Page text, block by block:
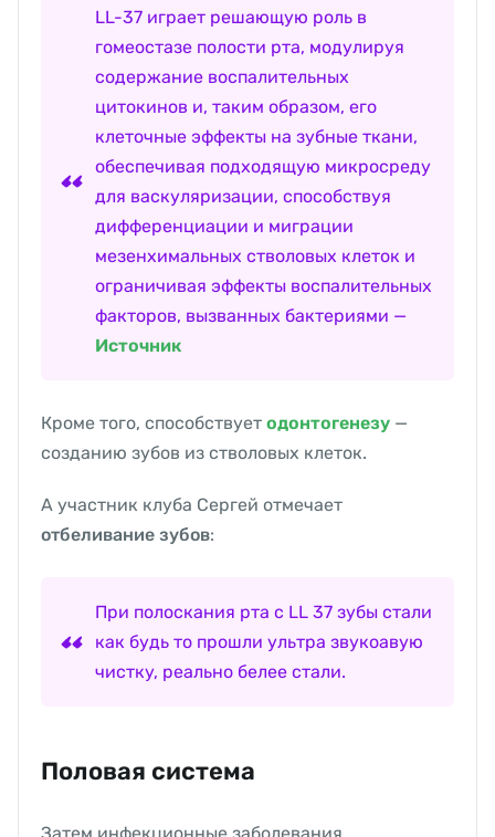
LL-37 играет решающую роль в
гомеостазе полости рта, модулируя
содержание воспалительных
цитокинов и, таким образом, его
клеточные эффекты на зубные ткани,
обеспечивая подходящую микросреду
для васкуляризации, способствуя
дифференциации и миграции
мезенхимальных стволовых клеток и
ограничивая эффекты воспалительных
факторов, вызванных бактериями —
Источник
Кроме того, способствует одонтогенезу —
созданию зубов из стволовых клеток.
А участник клуба Сергей отмечает
отбеливание зубов:
При полоскания рта с LL 37 зубы стали
как будь то прошли ультра звукоавую
чистку, реально белее стали.
Половая система